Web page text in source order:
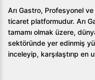
sağlar.
3. Ürün fiyatını nasıl
Fiyat bilgisi için
teklifleri öğrenebilirsiniz.
Arı Gastro, Profesyonel
ticaret platformudur. Arı
tamamı olmak üzere,
sektöründe yer edinmiş
inceleyip, karşılaştırıp en